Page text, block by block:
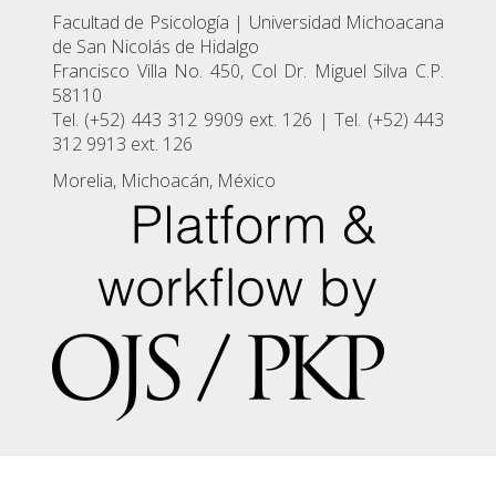
Facultad de Psicologí­a | Universidad Michoacana
de San Nicolás de Hidalgo
Francisco Villa No. 450, Col Dr. Miguel Silva C.P.
58110
Tel. (+52) 443 312 9909 ext. 126 | Tel. (+52) 443
312 9913 ext. 126
Morelia, Michoacán, México